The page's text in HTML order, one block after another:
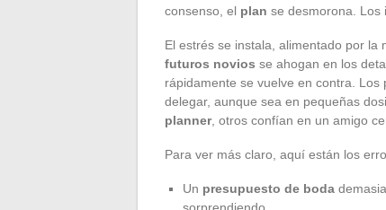
consenso, el plan se desmorona. Los
El estrés se instala, alimentado por
futuros novios se ahogan en los
rápidamente se vuelve en contra. Los
delegar, aunque sea en pequeñas
planner, otros confían en un amigo
Para ver más claro, aquí están los
Un presupuesto de boda